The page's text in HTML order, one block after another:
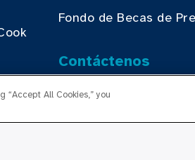
Fondo de Becas de
Contáctenos
“Accept All Cookies,” you